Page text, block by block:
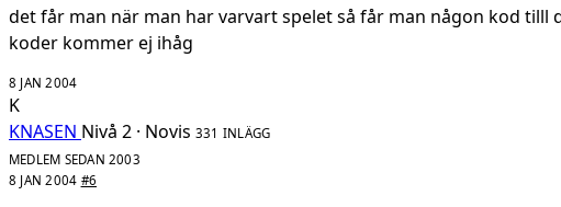
det får man när man har varvart spelet så får man någon kod tilll
koder kommer ej ihåg
8 JAN 2004
K
KNASEN Nivå 2 · Novis 331 INLÄGG
MEDLEM SEDAN 2003
8 JAN 2004 #6